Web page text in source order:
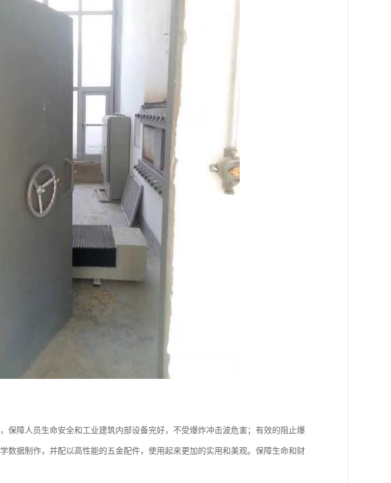
保障人员生命安全和工业建筑内部设备完好，不受爆炸冲击波危害；有效的阻止爆
数据制作，并配以高性能的五金配件，使用起来更加的实用和美观。保障生命和财